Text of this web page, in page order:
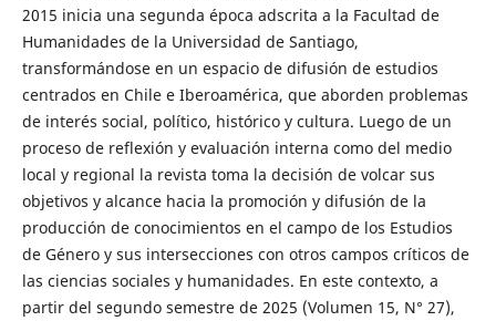
2015 inicia una segunda época adscrita a la Facultad de
Humanidades de la Universidad de Santiago,
transformándose en un espacio de difusión de estudios
centrados en Chile e Iberoamérica, que aborden problemas
de interés social, político, histórico y cultura. Luego de un
proceso de reflexión y evaluación interna como del medio
local y regional la revista toma la decisión de volcar sus
objetivos y alcance hacia la promoción y difusión de la
producción de conocimientos en el campo de los Estudios
de Género y sus intersecciones con otros campos críticos de
las ciencias sociales y humanidades. En este contexto, a
partir del segundo semestre de 2025 (Volumen 15, N° 27),